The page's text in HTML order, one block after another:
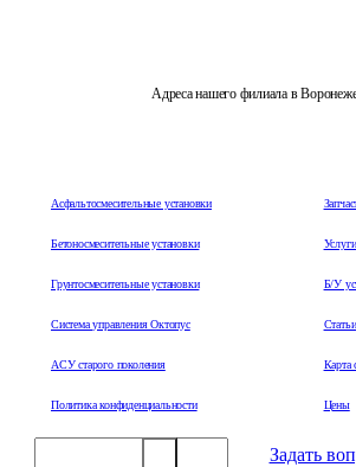
Адреса нашего филиала в
Асфальтосмесительные установки
Бетоносмесительные установки
Грунтосмесительные установки
Система управления Октопус
АСУ старого поколения
Политика конфиденциальности
Услуги
Б/У
Статьи
Карта
Цены
Задать